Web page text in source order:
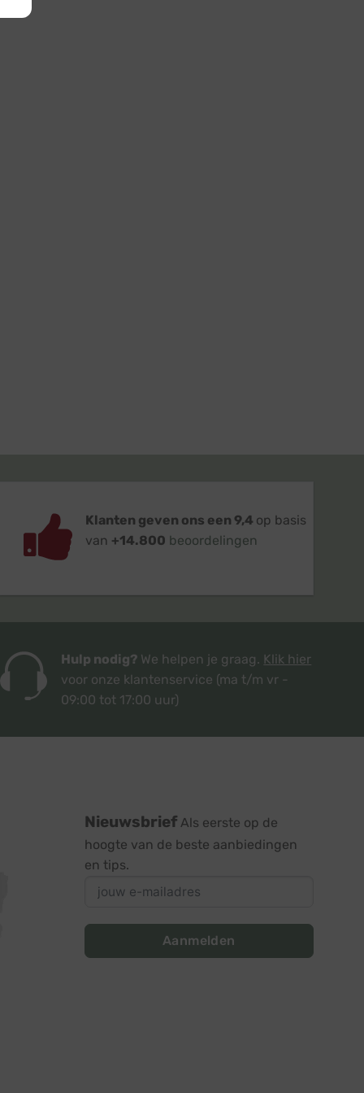
Klanten geven ons een 9,4 op basis
van +14.800 beoordelingen
Hulp nodig? We helpen je graag. Klik hier
voor onze klantenservice (ma t/m vr -
09:00 tot 17:00 uur)
Nieuwsbrief Als eerste op de
hoogte van de beste aanbiedingen
en tips.
Aanmelden